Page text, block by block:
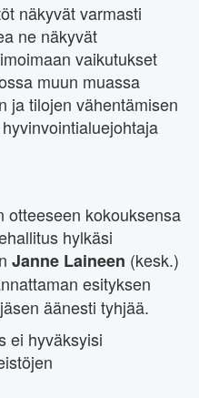
näkyvät varmasti
ne näkyvät
vaikutukset
muun muassa
ja tilojen vähentämisen
otteeseen kokouksensa
hylkäsi
Janne Laineen (kesk.)
esityksen
äänesti tyhjää.
ei hyväksyisi